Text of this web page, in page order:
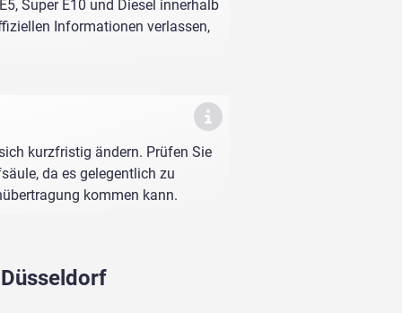
Super E10 und Diesel innerhalb
Informationen verlassen,
kurzfristig ändern. Prüfen Sie
da es gelegentlich zu
kommen kann.